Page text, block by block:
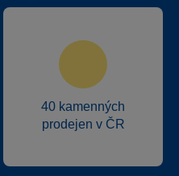
40 kamenných
prodejen v ČR